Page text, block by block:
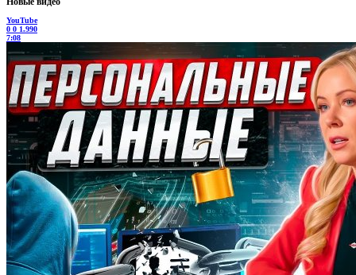
YouTube
0 0 1.990
7:08